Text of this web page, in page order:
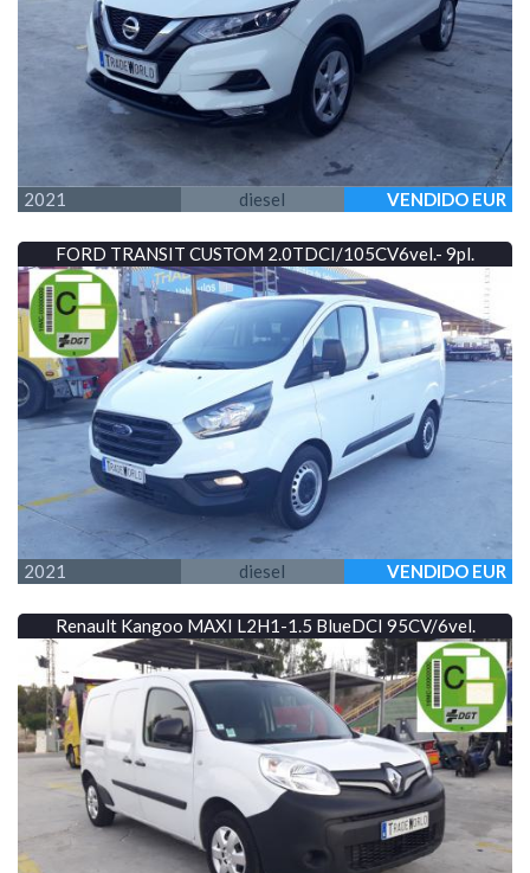
2021 diesel VENDIDO EUR
FORD TRANSIT CUSTOM 2.0TDCI/105CV6vel.- 9pl.
2021 diesel VENDIDO EUR
Renault Kangoo MAXI L2H1-1.5 BlueDCI 95CV/6vel.